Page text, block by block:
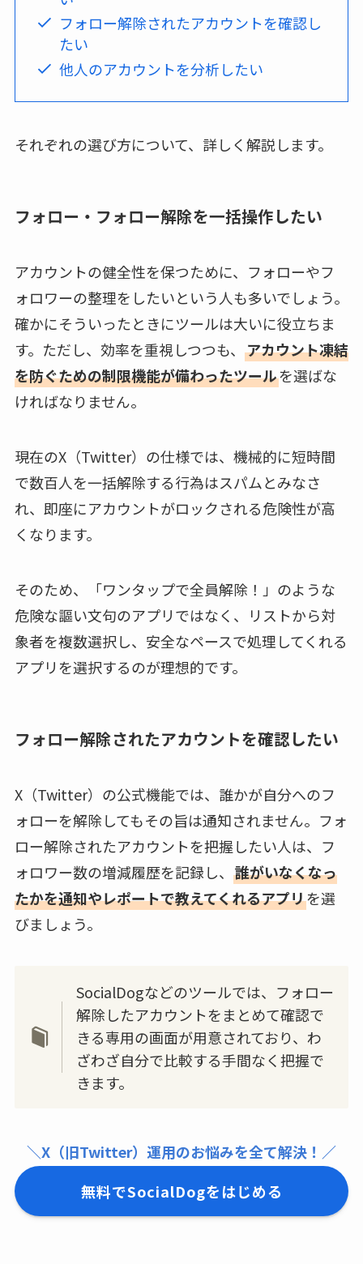
フォロー解除されたアカウントを確認し
たい
他人のアカウントを分析したい
それぞれの選び方について、詳しく解説します。
フォロー・フォロー解除を一括操作したい
アカウントの健全性を保つために、フォローやフ
ォロワーの整理をしたいという人も多いでしょう。
確かにそういったときにツールは大いに役立ちま
す。ただし、効率を重視しつつも、 アカウント凍結
を防ぐための制限機能が備わったツールを選ばな
ければなりません。
現在のX（Twitter）の仕様では、機械的に短時間
で数百人を一括解除する行為はスパムとみなさ
れ、即座にアカウントがロックされる危険性が高
くなります。
そのため、「ワンタップで全員解除！」のような
危険な謳い文句のアプリではなく、リストから対
象者を複数選択し、安全なペースで処理してくれる
アプリを選択するのが理想的です。
フォロー解除されたアカウントを確認したい
X（Twitter）の公式機能では、誰かが自分へのフ
ォローを解除してもその旨は通知されません。フォ
ロー解除されたアカウントを把握したい人は、フ
ォロワー数の増減履歴を記録し、 誰がいなくなっ
たかを通知やレポートで教えてくれるアプリを選
びましょう。
SocialDogなどのツールでは、フォロー
解除したアカウントをまとめて確認で
きる専用の画面が用意されており、わ
ざわざ自分で比較する手間なく把握で
きます。
＼X（旧Twitter）運用のお悩みを全て解決！／
無料でSocialDogをはじめる